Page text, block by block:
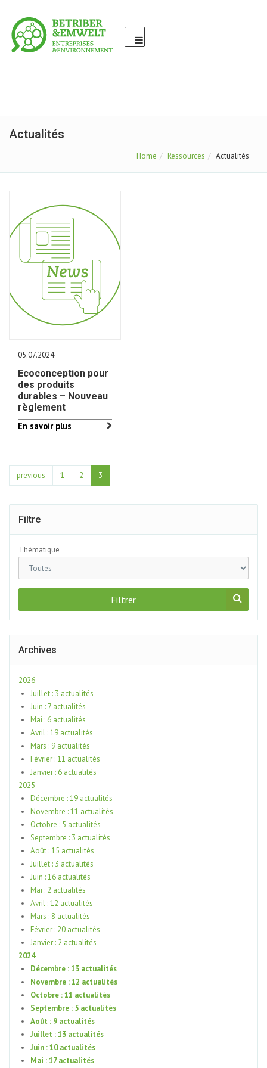
Actualités
Home Ressources Actualités
05.07.2024
Ecoconception pour
des produits
durables – Nouveau
règlement
En savoir plus
previous 1 2 3
Filtre
Thématique
Filtrer
Archives
2026
Juillet : 3 actualités
Juin : 7 actualités
Mai : 6 actualités
Avril : 19 actualités
Mars : 9 actualités
Février : 11 actualités
Janvier : 6 actualités
2025
Décembre : 19 actualités
Novembre : 11 actualités
Octobre : 5 actualités
Septembre : 3 actualités
Août : 15 actualités
Juillet : 3 actualités
Juin : 16 actualités
Mai : 2 actualités
Avril : 12 actualités
Mars : 8 actualités
Février : 20 actualités
Janvier : 2 actualités
2024
Décembre : 13 actualités
Novembre : 12 actualités
Octobre : 11 actualités
Septembre : 5 actualités
Août : 9 actualités
Juillet : 13 actualités
Juin : 10 actualités
Mai : 17 actualités